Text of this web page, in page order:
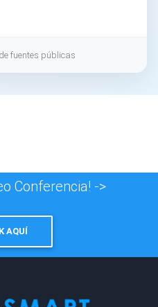
fuentes públicas
Conferencia! ->
AQUÍ